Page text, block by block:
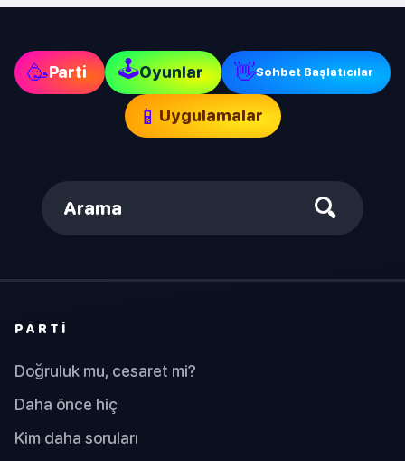
🥳Parti 🕹Oyunlar 👋Sohbet Başlatıcılar
📱 Uygulamalar
Arama
PARTI
Doğruluk mu, cesaret mi?
Daha önce hiç
Kim daha soruları